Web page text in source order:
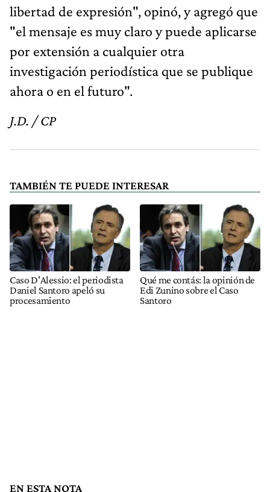
libertad de expresión", opinó, y agregó que
"el mensaje es muy claro y puede aplicarse
por extensión a cualquier otra
investigación periodística que se publique
ahora o en el futuro".
J.D. / CP
TAMBIÉN TE PUEDE INTERESAR
Caso D'Alessio: el periodista
Daniel Santoro apeló su
procesamiento
Qué me contás: la opinión de
Edi Zunino sobre el Caso
Santoro
EN ESTA NOTA